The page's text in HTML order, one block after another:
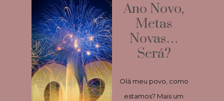
Ano Novo,
Metas
Novas…
Será?
Olá meu povo, como
estamos? Mais um